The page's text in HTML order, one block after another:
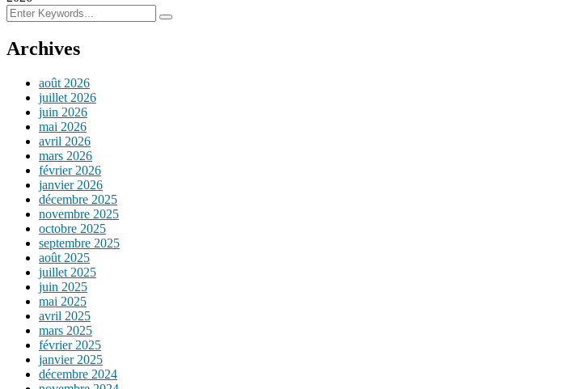
Archives
août 2026
juillet 2026
juin 2026
mai 2026
avril 2026
mars 2026
février 2026
janvier 2026
décembre 2025
novembre 2025
octobre 2025
septembre 2025
août 2025
juillet 2025
juin 2025
mai 2025
avril 2025
mars 2025
février 2025
janvier 2025
décembre 2024